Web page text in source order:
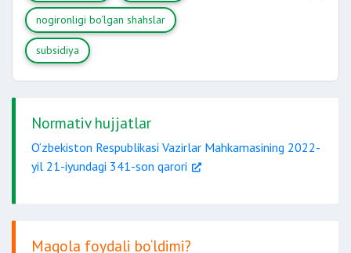
nogironligi bo‘lgan shahslar
subsidiya
Normativ hujjatlar
O‘zbekiston Respublikasi Vazirlar Mahkamasining 2022-
yil 21-iyundagi 341-son qarori
Maqola foydali bo‘ldimi?